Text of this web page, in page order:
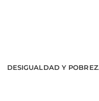
DESIGUALDAD Y